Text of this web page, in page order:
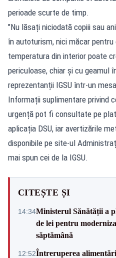
perioade scurte de timp.
"Nu lăsați niciodată copiii sau
în autoturism, nici măcar
temperatura din interior poate
periculoase, chiar și cu geamul
reprezentanții IGSU într-un
Informații suplimentare privind
urgență pot fi consultate pe
aplicația DSU, iar avertizările
disponibile pe site-ul
mai spun cei de la IGSU.
CITEȘTE ȘI
14:34Ministerul Sănătății a
de lei pentru
săptămână
12:52Întreruperea